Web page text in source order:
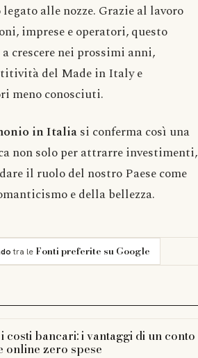
alle nozze. Grazie al lavoro
imprese e operatori, questo
crescere nei prossimi anni,
del Made in Italy e
meno conosciuti.
in Italiasi conferma così una
non solo per attrarre investimenti,
il ruolo del nostro Paese come
e della bellezza.
tra le Fonti preferite su Google
costi bancari: i vantaggi di un conto
online zero spese